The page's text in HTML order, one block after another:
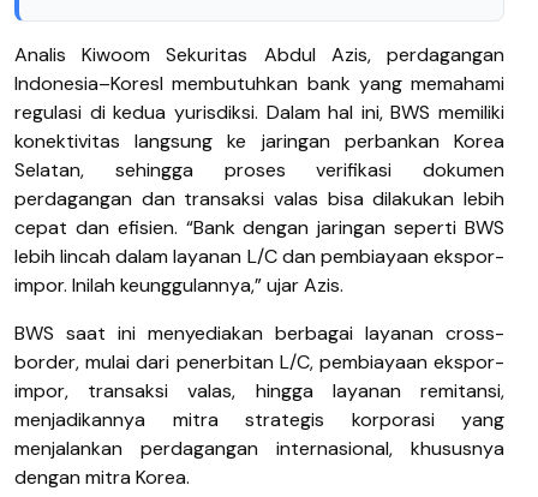
Analis Kiwoom Sekuritas Abdul Azis, perdagangan
Indonesia–Koresl membutuhkan bank yang memahami
regulasi di kedua yurisdiksi. Dalam hal ini, BWS memiliki
konektivitas langsung ke jaringan perbankan Korea
Selatan, sehingga proses verifikasi dokumen
perdagangan dan transaksi valas bisa dilakukan lebih
cepat dan efisien. “Bank dengan jaringan seperti BWS
lebih lincah dalam layanan L/C dan pembiayaan ekspor-
impor. Inilah keunggulannya,” ujar Azis.
BWS saat ini menyediakan berbagai layanan cross-
border, mulai dari penerbitan L/C, pembiayaan ekspor-
impor, transaksi valas, hingga layanan remitansi,
menjadikannya mitra strategis korporasi yang
menjalankan perdagangan internasional, khususnya
dengan mitra Korea.